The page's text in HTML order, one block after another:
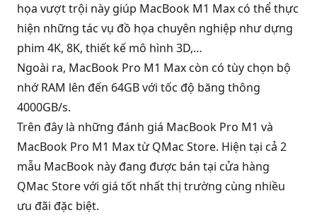
họa vượt trội này giúp MacBook M1 Max có thể thực
hiện những tác vụ đồ họa chuyên nghiệp như dựng
phim 4K, 8K, thiết kế mô hình 3D,…
Ngoài ra, MacBook Pro M1 Max còn có tùy chọn bộ
nhớ RAM lên đến 64GB với tốc độ băng thông
4000GB/s.
Trên đây là những đánh giá MacBook Pro M1 và
MacBook Pro M1 Max từ QMac Store. Hiện tại cả 2
mẫu MacBook này đang được bán tại cửa hàng
QMac Store với giá tốt nhất thị trường cùng nhiều
ưu đãi đặc biệt.